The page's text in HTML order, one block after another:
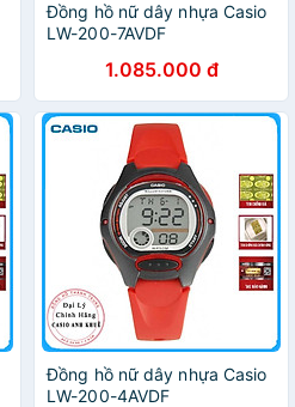
Đồng hồ nữ dây nhựa Casio
LW-200-7AVDF
1.085.000 đ
Đồng hồ nữ dây nhựa Casio
LW-200-4AVDF